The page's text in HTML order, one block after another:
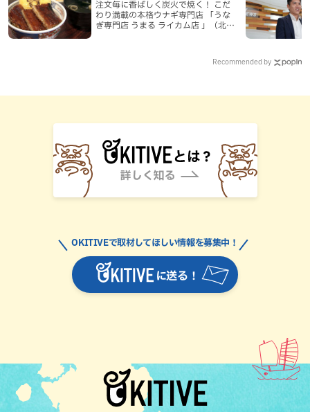
注文毎に香ばしく炭火で焼く！ こだ
わり満載の本格ウナギ専門店 「うな
ぎ専門店 うまる ライカム店 」（北中
Recommended by
に送る！
OKITIVEで取材してほしい情報を募集中！